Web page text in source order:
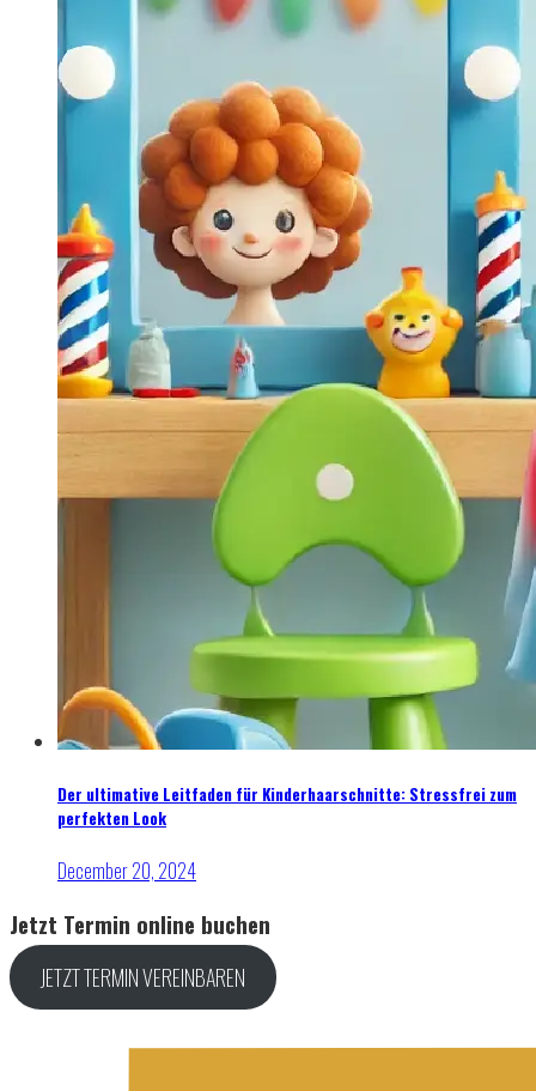
Der ultimative Leitfaden für Kinderhaarschnitte: Stressfrei zum
perfekten Look
December 20, 2024
Jetzt Termin online buchen
JETZT TERMIN VEREINBAREN